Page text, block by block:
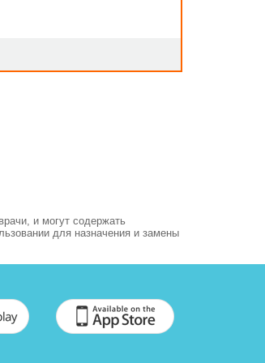
и могут содержать
для назначения и замены